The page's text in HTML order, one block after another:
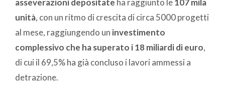
asseverazioni depositate ha raggiunto le107 mila
unità, con un ritmo di crescita di circa 5000 progetti
al mese, raggiungendo un investimento
complessivo che ha superato i 18 miliardi di euro,
di cui il 69,5% ha già concluso i lavori ammessi a
detrazione.